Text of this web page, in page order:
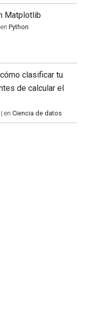
Matplotlib
enPython
clasificar tu
de calcular el
|enCiencia de datos